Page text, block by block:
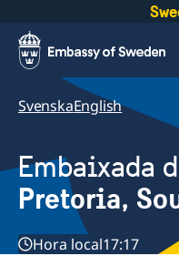
SvenskaEnglish
Embaixada
Pretoria,
Hora local17:17